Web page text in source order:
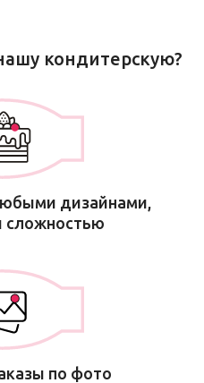
кондитерскую?
дизайнами,
сложностью
по фото